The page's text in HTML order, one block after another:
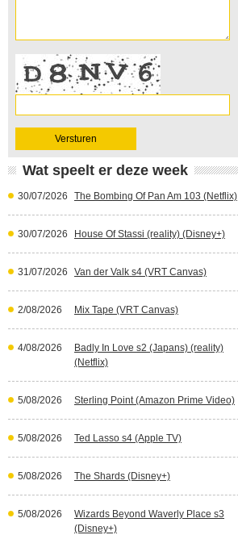
Wat speelt er deze week
30/07/2026 The Bombing Of Pan Am 103 (Netflix)
30/07/2026 House Of Stassi (reality) (Disney+)
31/07/2026 Van der Valk s4 (VRT Canvas)
2/08/2026 Mix Tape (VRT Canvas)
4/08/2026
Badly In Love s2 (Japans) (reality)
(Netflix)
5/08/2026 Sterling Point (Amazon Prime Video)
5/08/2026 Ted Lasso s4 (Apple TV)
5/08/2026 The Shards (Disney+)
5/08/2026
Wizards Beyond Waverly Place s3
(Disney+)